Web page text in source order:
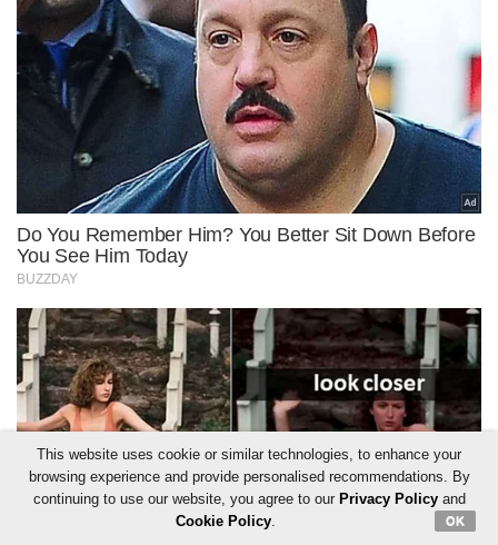
This website uses cookie or similar technologies, to enhance your
browsing experience and provide personalised recommendations. By
continuing to use our website, you agree to our Privacy Policyand
Cookie Policy. OK